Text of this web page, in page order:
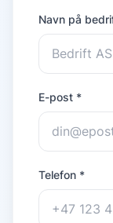
Navn på
E-post *
Telefon *